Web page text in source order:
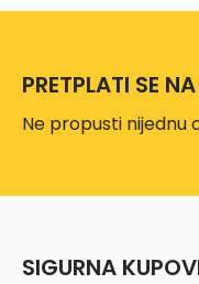
PRETPLATI SE
Ne propusti nijednu
SIGURNA